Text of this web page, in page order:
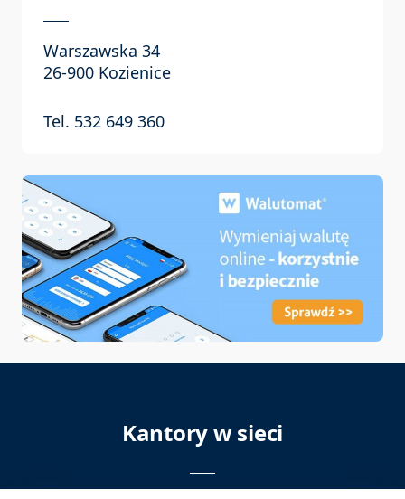
Warszawska 34
26-900 Kozienice
Tel. 532 649 360
Kantory w sieci